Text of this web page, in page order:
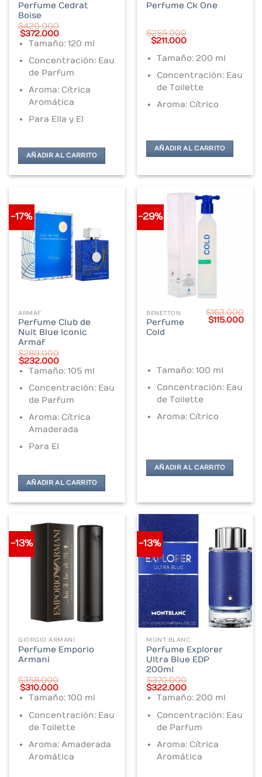
Perfume Cedrat
Boise
$420.000
Original
price
was:
$420.000.
$372.000Current
price
is:
$372.000.
Tamaño: 120 ml
Concentración: Eau
de Parfum
Aroma: Cítrica
Aromática
Para Ella y El
AÑADIR AL CARRITO
Perfume Ck One
$259.000
Original
was:
$259.000.
$211.000Current
is:
$211.000.
Tamaño: 200 ml
Concentración: Eau
de Toilette
Aroma: Cítrico
AÑADIR AL CARRITO
-17%
ARMAF
Perfume Club de
Nuit Blue Iconic
Armaf
$280.000
Original
price
was:
$280.000.
$232.000Current
price
is:
$232.000.
Tamaño: 105 ml
Concentración: Eau
de Parfum
Aroma: Cítrica
Amaderada
Para El
AÑADIR AL CARRITO
-29%
BENETTON
Perfume
Cold
$163.000
Original
price
$115.000
Tamaño: 100 ml
Concentración: Eau
de Toilette
Aroma: Cítrico
AÑADIR AL CARRITO
-13%
GIORGIO ARMANI
Perfume Emporio
Armani
$358.000
Original
price
was:
$358.000.
$310.000Current
price
is:
$310.000.
Tamaño: 100 ml
Concentración: Eau
de Toilette
Aroma: Amaderada
Aromática
-13%
MONT BLANC
Perfume Explorer
Ultra Blue EDP
200ml
$370.000
Original
price
was:
$370.000.
$322.000Current
price
is:
$322.000.
Tamaño: 200 ml
Concentración: Eau
de Parfum
Aroma: Cítrica
Aromática